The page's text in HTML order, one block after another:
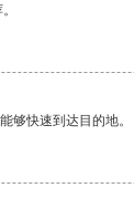
够快速到达目的地。